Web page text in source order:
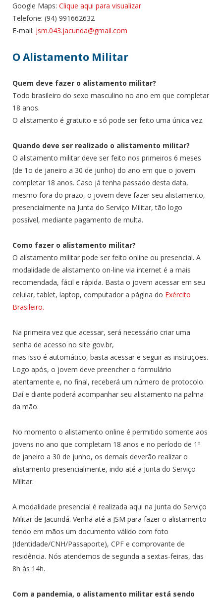
Google Maps: Clique aqui para visualizar
Telefone: (94) 991662632
E-mail: jsm.043.jacunda@gmail.com
O Alistamento Militar
Quem deve fazer o alistamento militar?
Todo brasileiro do sexo masculino no ano em que completar
18 anos.
O alistamento é gratuito e só pode ser feito uma única vez.
Quando deve ser realizado o alistamento militar?
O alistamento militar deve ser feito nos primeiros 6 meses
(de 1o de janeiro a 30 de junho) do ano em que o jovem
completar 18 anos. Caso já tenha passado desta data,
mesmo fora do prazo, o jovem deve fazer seu alistamento,
presencialmente na Junta do Serviço Militar, tão logo
possível, mediante pagamento de multa.
Como fazer o alistamento militar?
O alistamento militar pode ser feito online ou presencial. A
modalidade de alistamento on-line via internet é a mais
recomendada, fácil e rápida. Basta o jovem acessar em seu
celular, tablet, laptop, computador a página do Exército
Brasileiro.
Na primeira vez que acessar, será necessário criar uma
senha de acesso no site gov.br,
mas isso é automático, basta acessar e seguir as instruções.
Logo após, o jovem deve preencher o formulário
atentamente e, no final, receberá um número de protocolo.
Daí e diante poderá acompanhar seu alistamento na palma
da mão.
No momento o alistamento online é permitido somente aos
jovens no ano que completam 18 anos e no período de 1º
de janeiro a 30 de junho, os demais deverão realizar o
alistamento presencialmente, indo até a Junta do Serviço
Militar.
A modalidade presencial é realizada aqui na Junta do Serviço
Militar de Jacundá. Venha até a JSM para fazer o alistamento
tendo em mãos um documento válido com foto
(Identidade/CNH/Passaporte), CPF e comprovante de
residência. Nós atendemos de segunda a sextas-feiras, das
8h às 14h.
Com a pandemia, o alistamento militar está sendo